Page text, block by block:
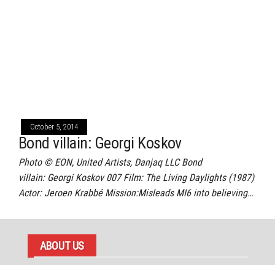
October 5, 2014
Bond villain: Georgi Koskov
Photo © EON, United Artists, Danjaq LLC Bond
villain: Georgi Koskov 007 Film: The Living Daylights (1987)
Actor: Jeroen Krabbé Mission:Misleads MI6 into believing…
ABOUT US